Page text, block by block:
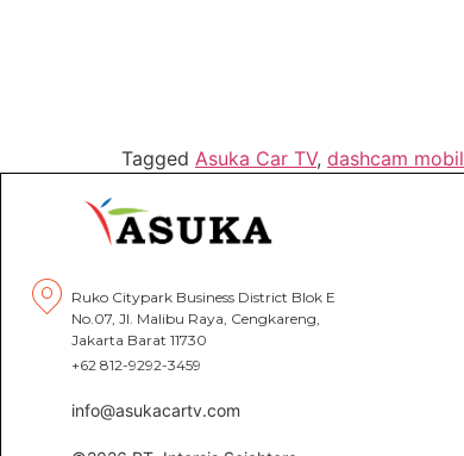
Tagged Asuka Car TV, dashcam mobil
Ruko Citypark Business District Blok E
No.07, Jl. Malibu Raya, Cengkareng,
Jakarta Barat 11730
+62 812-9292-3459
info@asukacartv.com